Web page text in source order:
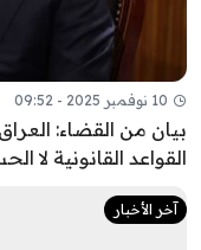
10 نوفمبر 2025 - 09:52
بيان من القضاء:
القواعد القانونية لا
آخر الأخبار